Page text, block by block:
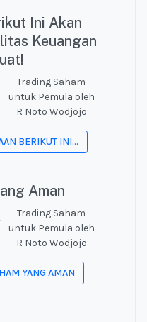
Ini Akan
Keuangan
Trading Saham
untuk Pemula oleh
R Noto Wodjojo
BERIKUT INI...
Aman
Trading Saham
untuk Pemula oleh
R Noto Wodjojo
YANG AMAN